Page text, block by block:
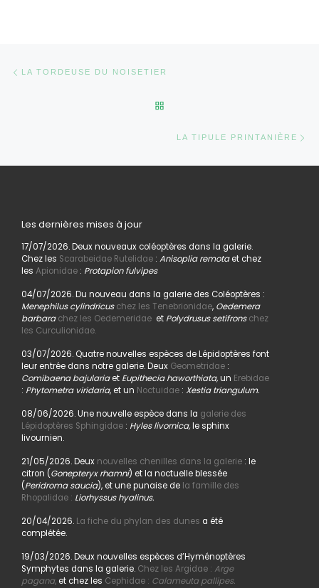
LA TORDEUSE DU NOISETIER
LA TIPULE PRINTANIÈRE
Les dernières mises à jour
17/07/2026. Deux nouveaux coléoptères dans la galerie.
Chez les Scarabeidae Rutelidae: Anisoplia remotaet chez
les Apionidae: Protapion fulvipes
04/07/2026. Du nouveau dans la galerie des Coléoptères :
Menephilus cylindricus chez les Tenebrionidae,Oedemera
barbara chez les Oedemeridaeet Polydrusus setifrons chez
les Curculionidae.
03/07/2026. Quatre nouvelles espèces de Lépidoptères font
leur entrée dans notre galerie. Deux Geometridae:
Comibaena bajulariaet Eupithecia haworthiata,un Erebidae
: Phytometra viridaria, et un Noctuidae: Xestia triangulum.
08/06/2026. Une nouvelle espèce dans la galerie des
Lépidoptères Sphingidae: Hyles livornica,le sphinx
livournien.
21/05/2026. Deux nouvelles chenilles dans la galerie : le
citron (Gonepteryx rhamni) et la noctuelle blessée
(Peridroma saucia), et une punaise dela famille des
Rhopalidae : Liorhyssus hyalinus.
20/04/2026. La fiche du phylan des dunes a été
complétée.
19/03/2026. Deux nouvelles espèces d’Hyménoptères
Symphytes dans la galerie. Chez les Argidae : Arge
pagana,et chez les Cephidae : Calameuta pallipes.